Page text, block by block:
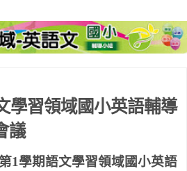
學習領域國小英語輔導
議
1學期語文學習領域國小英語